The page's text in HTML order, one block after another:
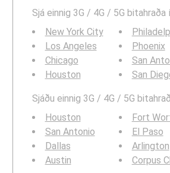
Sjá einnig 3G / 4G / 5G bitahraða
New York City
Los Angeles
Chicago
Houston
Phoenix
San
San
Sjáðu einnig 3G / 4G / 5G
Houston
San Antonio
Dallas
Austin
Fort
El Paso
Arlington
Corpus